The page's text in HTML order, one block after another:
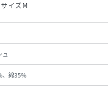
イズM
ュ
、綿35%